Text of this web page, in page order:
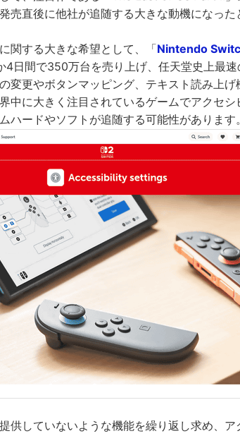
売直後に他社が追随する大きな動機になった
関する大きな希望として、「Nintendo
4日間で350万台を売り上げ、任天堂史上最
変更やボタンマッピング、テキスト読み上げ
中に大きく注目されているゲームでアクセ
ハードやソフトが追随する可能性があります。
供していないような機能を繰り返し求め、